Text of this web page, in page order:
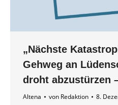
„Nächste
Gehweg an
droht abzustürzen
Altena von Redaktion 8.